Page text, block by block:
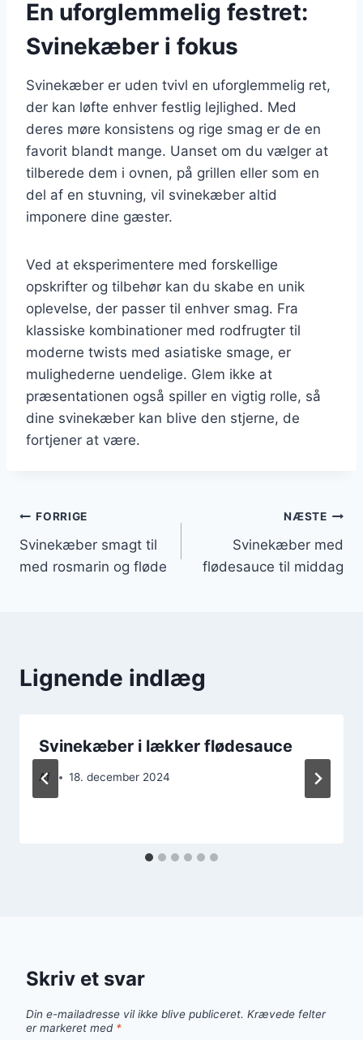
En uforglemmelig festret:
Svinekæber i fokus
Svinekæber er uden tvivl en uforglemmelig ret,
der kan løfte enhver festlig lejlighed. Med
deres møre konsistens og rige smag er de en
favorit blandt mange. Uanset om du vælger at
tilberede dem i ovnen, på grillen eller som en
del af en stuvning, vil svinekæber altid
imponere dine gæster.
Ved at eksperimentere med forskellige
opskrifter og tilbehør kan du skabe en unik
oplevelse, der passer til enhver smag. Fra
klassiske kombinationer med rodfrugter til
moderne twists med asiatiske smage, er
mulighederne uendelige. Glem ikke at
præsentationen også spiller en vigtig rolle, så
dine svinekæber kan blive den stjerne, de
fortjener at være.
Indlægsnavigation
FORRIGE
Svinekæber smagt til
med rosmarin og fløde
NÆSTE
Svinekæber med
flødesauce til middag
Lignende indlæg
Svinekæber i lækker flødesauce
Af 18. december 2024
Skriv et svar
Din e-mailadresse vil ikke blive publiceret. Krævede felter
er markeret med *